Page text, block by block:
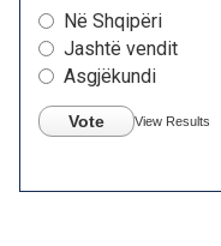
Në Shqipëri
Jashtë vendit
Asgjëkundi
Vote View Results